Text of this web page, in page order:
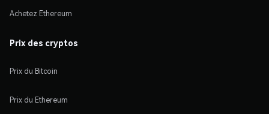
Achetez Ethereum
Prix des cryptos
Prix du Bitcoin
Prix du Ethereum